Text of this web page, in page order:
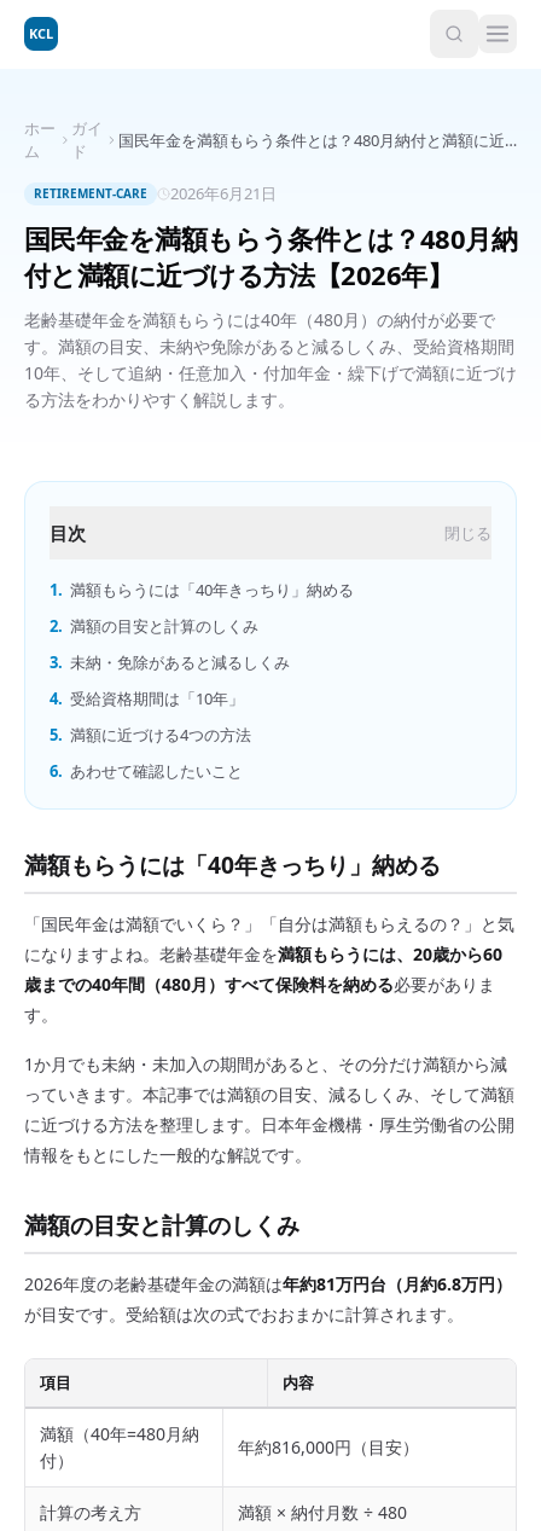
KCL
ホー
ム
ガイ
ド
国民年金を満額もらう条件とは？480月納付と満額に近
RETIREMENT-CARE 2026年6月21日
国民年金を満額もらう条件とは？480月納
付と満額に近づける方法【2026年】
老齢基礎年金を満額もらうには40年（480月）の納付が必要で
す。満額の目安、未納や免除があると減るしくみ、受給資格期間
10年、そして追納・任意加入・付加年金・繰下げで満額に近づけ
る方法をわかりやすく解説します。
目次 閉じる
1. 満額もらうには「40年きっちり」納める
2. 満額の目安と計算のしくみ
3. 未納・免除があると減るしくみ
4. 受給資格期間は「10年」
5. 満額に近づける4つの方法
6. あわせて確認したいこと
満額もらうには「40年きっちり」納める
「国民年金は満額でいくら？」「自分は満額もらえるの？」と気
になりますよね。老齢基礎年金を満額もらうには、20歳から60
歳までの40年間（480月）すべて保険料を納める必要がありま
す。
1か月でも未納・未加入の期間があると、その分だけ満額から減
っていきます。本記事では満額の目安、減るしくみ、そして満額
に近づける方法を整理します。日本年金機構・厚生労働省の公開
情報をもとにした一般的な解説です。
満額の目安と計算のしくみ
2026年度の老齢基礎年金の満額は年約81万円台（月約6.8万円）
が目安です。受給額は次の式でおおまかに計算されます。
項目 内容
満額（40年=480月納
付）
年約816,000円（目安）
計算の考え方 満額 × 納付月数 ÷ 480